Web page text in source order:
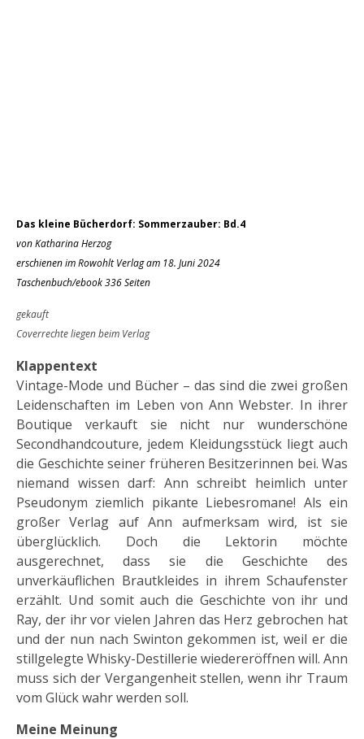
Das kleine Bücherdorf: Sommerzauber: Bd.4
von Katharina Herzog
erschienen im Rowohlt Verlag am 18. Juni 2024
Taschenbuch/ebook 336 Seiten
gekauft
Coverrechte liegen beim Verlag
Klappentext
Vintage-Mode und Bücher – das sind die zwei großen
Leidenschaften im Leben von Ann Webster. In ihrer
Boutique verkauft sie nicht nur wunderschöne
Secondhandcouture, jedem Kleidungsstück liegt auch
die Geschichte seiner früheren Besitzerinnen bei. Was
niemand wissen darf: Ann schreibt heimlich unter
Pseudonym ziemlich pikante Liebesromane! Als ein
großer Verlag auf Ann aufmerksam wird, ist sie
überglücklich. Doch die Lektorin möchte
ausgerechnet, dass sie die Geschichte des
unverkäuflichen Brautkleides in ihrem Schaufenster
erzählt. Und somit auch die Geschichte von ihr und
Ray, der ihr vor vielen Jahren das Herz gebrochen hat
und der nun nach Swinton gekommen ist, weil er die
stillgelegte Whisky-Destillerie wiedereröffnen will. Ann
muss sich der Vergangenheit stellen, wenn ihr Traum
vom Glück wahr werden soll.
Meine Meinung